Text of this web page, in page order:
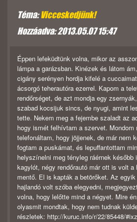
Téma:Vicceskedjünk!
Hozzáadva: 2013.05.07 15:47
Éppen lefeküdtünk volna, mikor az
lámpa a garázsban. Kinézek és látom
cigány serényen hordja kifelé a
ácsorgó teherautóra ezerrel. Kapom a
rendőrséget, de azt mondja egy
szabad kocsijuk sincs, de nyugi, amint
tette. Nekem meg a fejembe szaladt az
hogy ismét felhívtam a szervet. Mondom
telefonáltam, hogy jöjjenek, de már nem
fogtam a puskámat, és lepuffantottam
helyszínelni meg tényleg ráérnek
kagylót, négy rendőrautó már ott is volt
mentő. El is kapták a betörőket. Az
hajlandó volt szóba elegyedni,
volna, hogy lelőtte mind a négyet. Mire
olyasmit mondtak, hogy nem tudnak
részletek: http://kuruc.info/r/22/85448/